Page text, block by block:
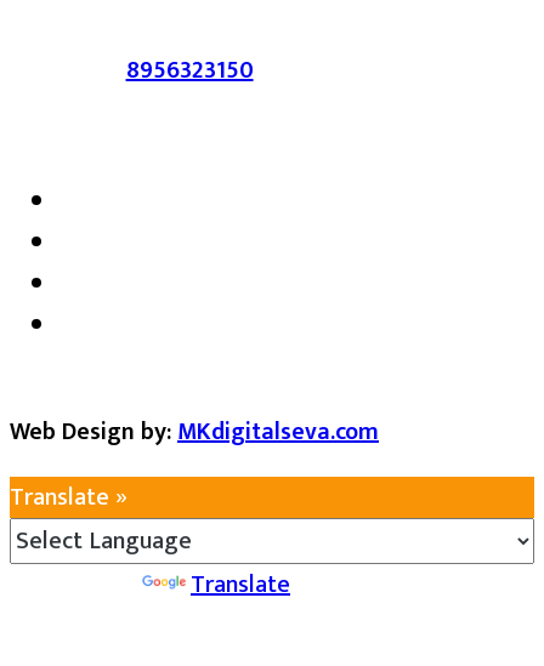
संपर्क :-8956323150/ ईमेल :-
Web Design by:MKdigitalseva.com
Translate »
Translate